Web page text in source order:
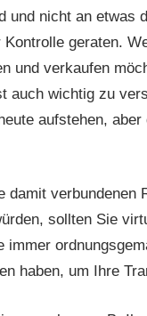
nicht an etwas
geraten.
und verkaufen
wichtig zu
aufstehen,
verbundenen
sollten Sie
haben, um Ihre